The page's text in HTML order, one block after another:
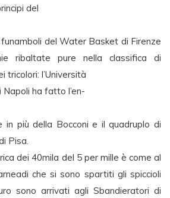
del
del Water Basket di Firenze
ribaltate pure nella classifica di
tricolori: l’Università
ha fatto l’en-
più della Bocconi e il quadruplo di
Pisa.
dei 40mila del 5 per mille è come al
che si sono spartiti gli spiccioli
sono arrivati agli Sbandieratori di